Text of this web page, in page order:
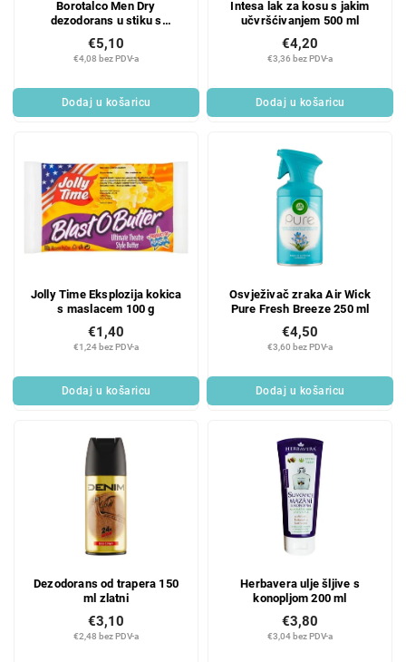
Borotalco Men Dry
dezodorans u stiku s
€4,08 bez PDV-a
€5,10
Dodaj u košaricu
Intesa lak za kosu s jakim
učvršćivanjem 500 ml
€3,36 bez PDV-a
€4,20
Dodaj u košaricu
Jolly Time Eksplozija kokica
s maslacem 100 g
€1,24 bez PDV-a
€1,40
Dodaj u košaricu
Osvježivač zraka Air Wick
Pure Fresh Breeze 250 ml
€3,60 bez PDV-a
€4,50
Dodaj u košaricu
Dezodorans od trapera 150
ml zlatni
€2,48 bez PDV-a
€3,10
Herbavera ulje šljive s
konopljom 200 ml
€3,04 bez PDV-a
€3,80